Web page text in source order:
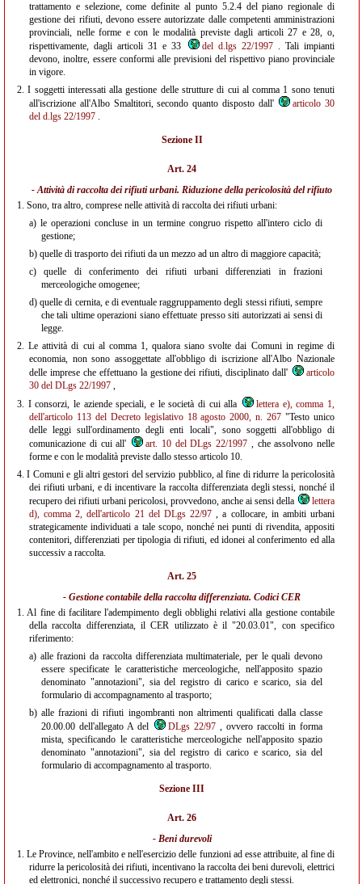
trattamento e selezione, come definite al punto 5.2.4 del piano regionale di
gestione dei rifiuti, devono essere autorizzate dalle competenti amministrazioni
provinciali, nelle forme e con le modalità previste dagli articoli 27 e 28, o,
rispettivamente, dagli articoli 31 e 33
del d.lgs 22/1997. Tali impianti
devono, inoltre, essere conformi alle previsioni del rispettivo piano provinciale
in vigore.
2.I soggetti interessati alla gestione delle strutture di cui al comma 1 sono tenuti
all'iscrizione all'Albo Smaltitori, secondo quanto disposto dall'
articolo 30
del d.lgs 22/1997 .
Sezione II
Art. 24
- Attività di raccolta dei rifiuti urbani. Riduzione della pericolosità del rifiuto
1. Sono, tra altro, comprese nelle attività di raccolta dei rifiuti urbani:
a) le operazioni concluse in un termine congruo rispetto all'intero ciclo di
gestione;
b) quelle di trasporto dei rifiuti da un mezzo ad un altro di maggiore capacità;
c) quelle di conferimento dei rifiuti urbani differenziati in frazioni
merceologiche omogenee;
d) quelle di cernita, e di eventuale raggruppamento degli stessi rifiuti, sempre
che tali ultime operazioni siano effettuate presso siti autorizzati ai sensi di
legge.
2.Le attività di cui al comma 1, qualora siano svolte dai Comuni in regime di
economia, non sono assoggettate all'obbligo di iscrizione all'Albo Nazionale
delle imprese che effettuano la gestione dei rifiuti, disciplinato dall'
articolo
30 del DLgs 22/1997 ,
3. I consorzi, le aziende speciali, e le società di cui alla
lettera e), comma 1,
dell'articolo 113 del Decreto legislativo 18 agosto 2000, n. 267 "Testo unico
delle leggi sull'ordinamento degli enti locali", sono soggetti all'obbligo di
comunicazione di cui all'
art. 10 del DLgs 22/1997 , che assolvono nelle
forme e con le modalità previste dallo stesso articolo 10.
4.I Comuni e gli altri gestori del servizio pubblico, al fine di ridurre la pericolosità
dei rifiuti urbani, e di incentivare la raccolta differenziata degli stessi, nonché il
recupero dei rifiuti urbani pericolosi, provvedono, anche ai sensi della
lettera
d), comma 2, dell'articolo 21 del DLgs 22/97 , a collocare, in ambiti urbani
strategicamente individuati a tale scopo, nonché nei punti di rivendita, appositi
contenitori, differenziati per tipologia di rifiuti, ed idonei al conferimento ed alla
successiv a raccolta.
Art. 25
- Gestione contabile della raccolta differenziata. Codici CER
1.Al fine di facilitare l'adempimento degli obblighi relativi alla gestione contabile
della raccolta differenziata, il CER utilizzato è il "20.03.01", con specifico
riferimento:
a) alle frazioni da raccolta differenziata multimateriale, per le quali devono
essere specificate le caratteristiche merceologiche, nell'apposito spazio
denominato "annotazioni", sia del registro di carico e scarico, sia del
formulario di accompagnamento al trasporto;
b) alle frazioni di rifiuti ingombranti non altrimenti qualificati dalla classe
20.00.00 dell'allegato A del
DLgs 22/97 , ovvero raccolti in forma
mista, specificando le caratteristiche merceologiche nell'apposito spazio
denominato "annotazioni", sia del registro di carico e scarico, sia del
formulario di accompagnamento al trasporto.
Sezione III
Art. 26
- Beni durevoli
1.Le Province, nell'ambito e nell'esercizio delle funzioni ad esse attribuite, al fine di
ridurre la pericolosità dei rifiuti, incentivano la raccolta dei beni durevoli, elettrici
ed elettronici, nonché il successivo recupero e trattamento degli stessi.